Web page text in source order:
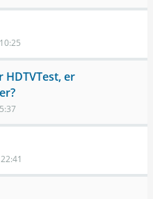
HDTVTest, er